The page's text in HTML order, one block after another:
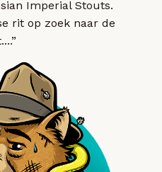
Imperial Stouts.
rit op zoek naar de